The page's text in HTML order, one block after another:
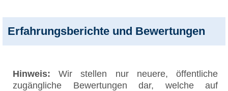
Erfahrungsberichte und Bewertungen
Hinweis: Wir stellen nur neuere, öffentliche
zugängliche Bewertungen dar, welche auf